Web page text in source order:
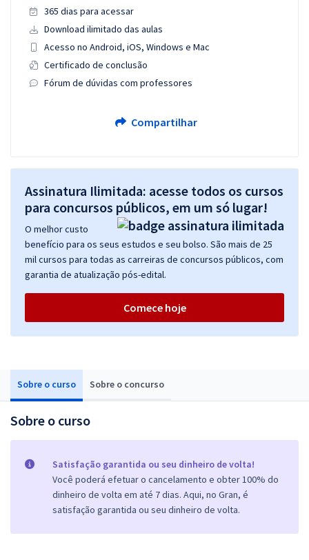
Sobre o curso Sobre o concurso
Sobre o curso
Satisfação garantida ou seu dinheiro de volta!
Você poderá efetuar o cancelamento e obter 100% do
dinheiro de volta em até 7 dias. Aqui, no Gran, é
satisfação garantida ou seu dinheiro de volta.
365 dias para acessar
Download ilimitado das aulas
Acesso no Android, iOS, Windows e Mac
Certificado de conclusão
Fórum de dúvidas com professores
Compartilhar
Assinatura Ilimitada: acesse todos os cursos
para concursos públicos, em um só lugar!
O melhor custo
benefício para os seus estudos e seu bolso. São mais de 25
mil cursos para todas as carreiras de concursos públicos, com
garantia de atualização pós-edital.
Comece hoje